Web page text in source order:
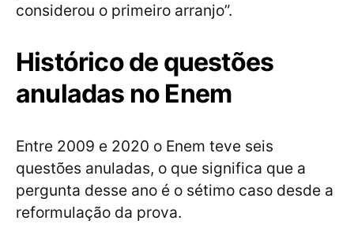
considerou o primeiro arranjo”.
Histórico de questões
anuladas no Enem
Entre 2009 e 2020 o Enem teve seis
questões anuladas, o que significa que a
pergunta desse ano é o sétimo caso desde a
reformulação da prova.